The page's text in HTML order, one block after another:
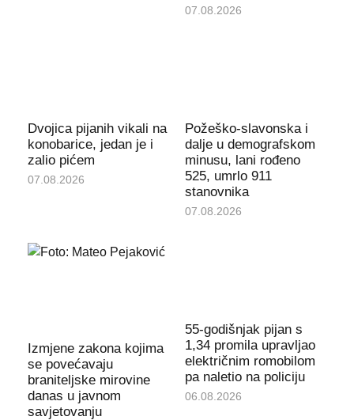
07.08.2026
Dvojica pijanih vikali na
konobarice, jedan je i
zalio pićem
07.08.2026
Požeško-slavonska i
dalje u demografskom
minusu, lani rođeno
525, umrlo 911
stanovnika
07.08.2026
Izmjene zakona kojima
se povećavaju
braniteljske mirovine
danas u javnom
savjetovanju
55-godišnjak pijan s
1,34 promila upravljao
električnim romobilom
pa naletio na policiju
06.08.2026